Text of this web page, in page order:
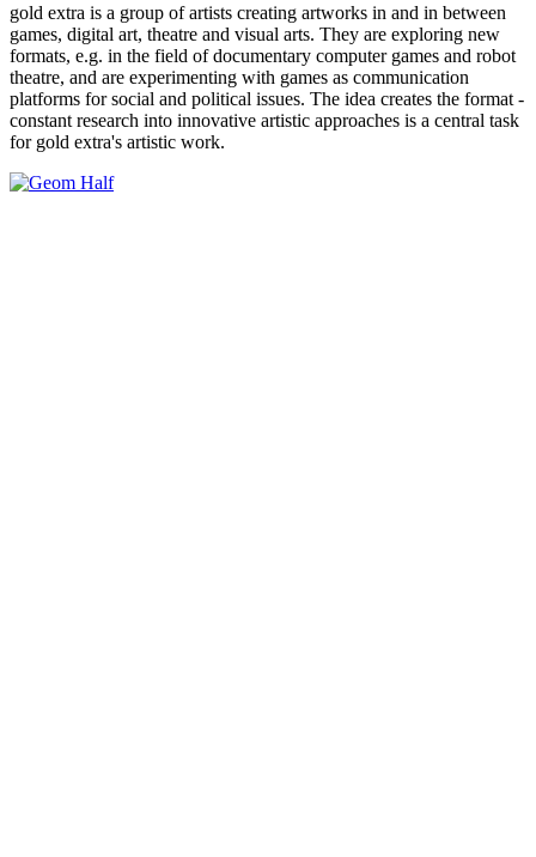
gold extra is a group of artists creating artworks in and in between
games, digital art, theatre and visual arts. They are exploring new
formats, e.g. in the field of documentary computer games and robot
theatre, and are experimenting with games as communication
platforms for social and political issues. The idea creates the format -
constant research into innovative artistic approaches is a central task
for gold extra's artistic work.